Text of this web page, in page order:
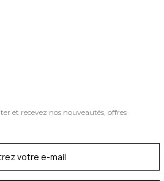
et recevez nos nouveautés, offres